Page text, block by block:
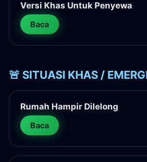
Versi Khas Untuk Penyewa
Baca
🚨 SITUASI KHAS /
Rumah Hampir Dilelong
Baca